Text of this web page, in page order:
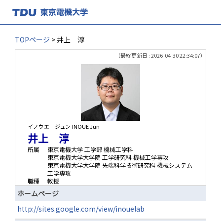
TOPページ > 井上 淳
（最終更新日 : 2026-04-30 22:34:07）
イノウエ ジュン INOUE Jun
井上 淳
所属
東京電機大学 工学部 機械工学科
東京電機大学大学院 工学研究科 機械工学専攻
東京電機大学大学院 先端科学技術研究科 機械システム
工学専攻
職種
教授
ホームページ
http://sites.google.com/view/inouelab